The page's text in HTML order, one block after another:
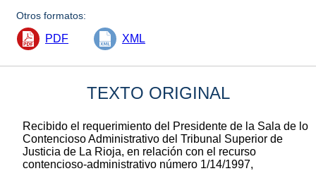
Otros formatos:
PDF XML
TEXTO ORIGINAL
Recibido el requerimiento del Presidente de la Sala de lo
Contencioso Administrativo del Tribunal Superior de
Justicia de La Rioja, en relación con el recurso
contencioso-administrativo número 1/14/1997,